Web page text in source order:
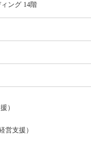
ング 14階
）
営支援）